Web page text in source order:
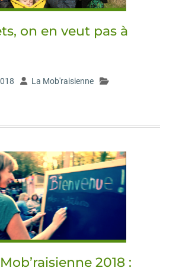
on en veut pas à
La Mob'raisienne
2018 :